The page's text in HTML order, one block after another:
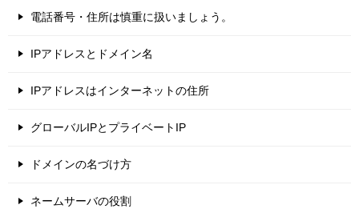
電話番号・住所は慎重に扱いましょう。
IPアドレスとドメイン名
IPアドレスはインターネットの住所
グローバルIPとプライベートIP
ドメインの名づけ方
ネームサーバの役割